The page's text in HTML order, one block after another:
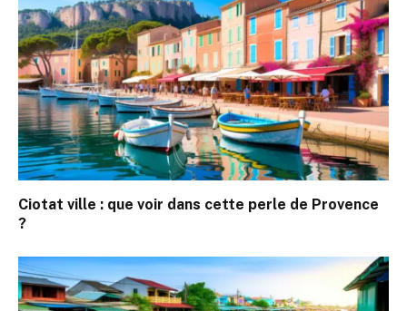
Ciotat ville : que voir dans cette perle de Provence
?